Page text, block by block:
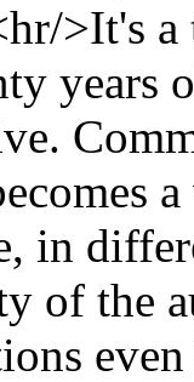
>It's a
years
in
of the